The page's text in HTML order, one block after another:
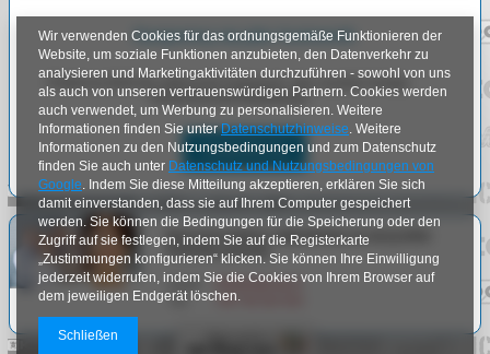
Zarejestruj się jako hurtownik
Platforma B2B dla odbiorców hurtowych, aby uzyskać dostęp
konieczna jest Rejestracja
Zarejestruj się
Nasi pracownicy odpowiedzą na wszystkie
Państwa pytania.
Email:
info@arlgroup.pl
Tel:
+48730 023 910
Wir verwenden Cookies für das ordnungsgemäße Funktionieren der
Website, um soziale Funktionen anzubieten, den Datenverkehr zu
analysieren und Marketingaktivitäten durchzuführen - sowohl von uns
als auch von unseren vertrauenswürdigen Partnern. Cookies werden
auch verwendet, um Werbung zu personalisieren. Weitere
Informationen finden Sie unterDatenschutzhinweise. Weitere
Informationen zu den Nutzungsbedingungen und zum Datenschutz
finden Sie auch unter Datenschutz und Nutzungsbedingungen von
Google. Indem Sie diese Mitteilung akzeptieren, erklären Sie sich
damit einverstanden, dass sie auf Ihrem Computer gespeichert
werden. Sie können die Bedingungen für die Speicherung oder den
Zugriff auf sie festlegen, indem Sie auf die Registerkarte
„Zustimmungen konfigurieren“ klicken. Sie können Ihre Einwilligung
jederzeit widerrufen, indem Sie die Cookies von Ihrem Browser auf
dem jeweiligen Endgerät löschen.
Schließen